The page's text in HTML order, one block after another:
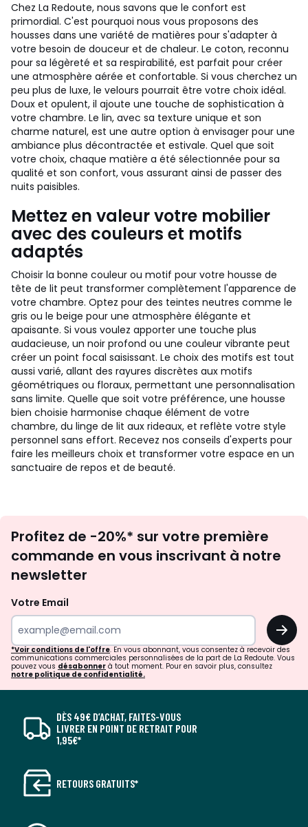
Chez La Redoute, nous savons que le confort est
primordial. C'est pourquoi nous vous proposons des
housses dans une variété de matières pour s'adapter à
votre besoin de douceur et de chaleur. Le coton, reconnu
pour sa légèreté et sa respirabilité, est parfait pour créer
une atmosphère aérée et confortable. Si vous cherchez un
peu plus de luxe, le velours pourrait être votre choix idéal.
Doux et opulent, il ajoute une touche de sophistication à
votre chambre. Le lin, avec sa texture unique et son
charme naturel, est une autre option à envisager pour une
ambiance plus décontractée et estivale. Quel que soit
votre choix, chaque matière a été sélectionnée pour sa
qualité et son confort, vous assurant ainsi de passer des
nuits paisibles.
Mettez en valeur votre mobilier
avec des couleurs et motifs
adaptés
Choisir la bonne couleur ou motif pour votre housse de
tête de lit peut transformer complètement l'apparence de
votre chambre. Optez pour des teintes neutres comme le
gris ou le beige pour une atmosphère élégante et
apaisante. Si vous voulez apporter une touche plus
audacieuse, un noir profond ou une couleur vibrante peut
créer un point focal saisissant. Le choix des motifs est tout
aussi varié, allant des rayures discrètes aux motifs
géométriques ou floraux, permettant une personnalisation
sans limite. Quelle que soit votre préférence, une housse
bien choisie harmonise chaque élément de votre
chambre, du linge de lit aux rideaux, et reflète votre style
personnel sans effort. Recevez nos conseils d'experts pour
faire les meilleurs choix et transformer votre espace en un
sanctuaire de repos et de beauté.
newsletter
Profitez de -20%* sur votre première
commande en vous inscrivant à notre
newsletter
Votre Email
OK
*Voir conditions de l'offre. En vous abonnant, vous consentez à recevoir des
communications commerciales personnalisées de la part de La Redoute. Vous
pouvez vous désabonner à tout moment. Pour en savoir plus, consultez
notre politique de confidentialité.
DÈS 49€ D’ACHAT, FAITES-VOUS
LIVRER EN POINT DE RETRAIT POUR
1,95€*
RETOURS GRATUITS*